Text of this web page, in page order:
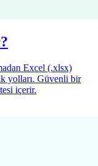
Excel (.xlsx)
yolları. Güvenli bir
içerir.